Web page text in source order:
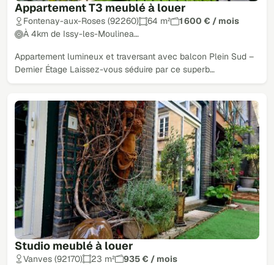
Appartement T3 meublé à louer
Fontenay-aux-Roses (92260) 64 m²
1 600 € / mois
À 4km de Issy-les-Moulinea…
Appartement lumineux et traversant avec balcon Plein Sud –
Dernier Étage Laissez-vous séduire par ce superb…
Studio meublé à louer
Vanves (92170) 23 m² 935 € / mois